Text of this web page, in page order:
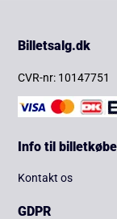
Billetsalg.dk
CVR-nr: 10147751
Info til
Kontakt os
GDPR